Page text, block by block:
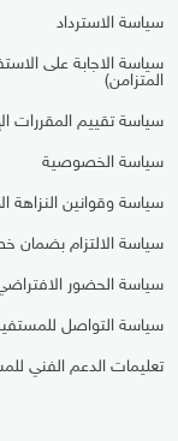
سياسة الاسترداد
سياسة الاجابة على
المتزامن)
سياسة تقييم المقررات
سياسة الخصوصية
سياسة وقوانين النزاهة
سياسة الالتزام بضمان
سياسة الحضور
سياسة التواصل
تعليمات الدعم الفني